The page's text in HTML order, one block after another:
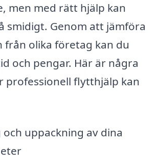
men med rätt hjälp kan
smidigt. Genom att jämföra
från olika företag kan du
och pengar. Här är några
professionell flytthjälp kan
och uppackning av dina